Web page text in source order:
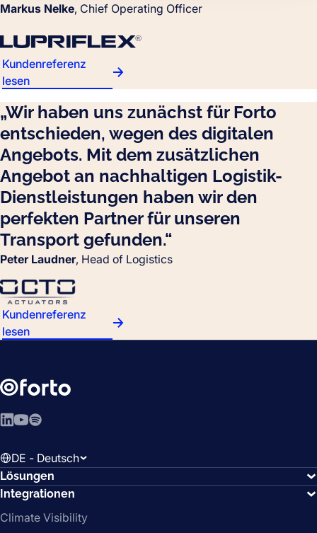
Markus Nelke, Chief Operating Officer
Kundenreferenz
lesen
„Wir haben uns zunächst für Forto
entschieden, wegen des digitalen
Angebots. Mit dem zusätzlichen
Angebot an nachhaltigen Logistik-
Dienstleistungen haben wir den
perfekten Partner für unseren
Transport gefunden.“
Peter Laudner, Head of Logistics
Kundenreferenz
lesen
LinkedIn
YouTube
Spotify
DE - Deutsch
Lösungen
Integrationen
Climate Visibility